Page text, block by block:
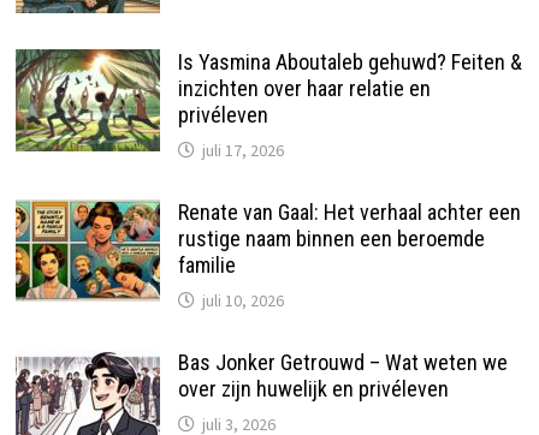
Is Yasmina Aboutaleb gehuwd? Feiten &
inzichten over haar relatie en
privéleven
juli 17, 2026
Renate van Gaal: Het verhaal achter een
rustige naam binnen een beroemde
familie
juli 10, 2026
Bas Jonker Getrouwd – Wat weten we
over zijn huwelijk en privéleven
juli 3, 2026